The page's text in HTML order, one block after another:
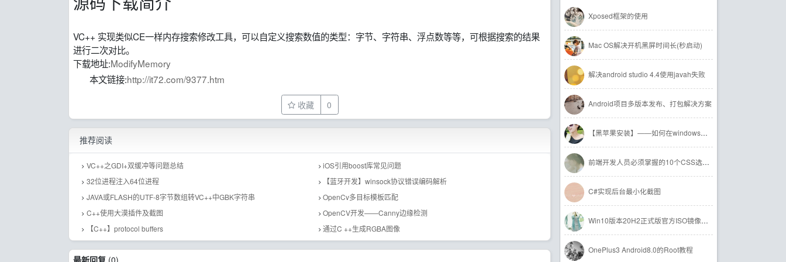
VC++ 实现类似CE一样内存搜索修改工具，可以自定义搜索数值的类型：字节、字符串、浮点数等等，可根据搜索的结果
进行二次对比。
下载地址:ModifyMemory
本文链接:http://it72.com/9377.htm
收藏 0
推荐阅读
VC++之GDI+双缓冲等问题总结
iOS引用boost库常见问题
32位进程注入64位进程
【蓝牙开发】winsock协议错误编码解析
JAVA或FLASH的UTF-8字节数组转VC++中GBK字符串
OpenCv多目标模板匹配
C++使用大漠插件及截图
OpenCV开发——Canny边缘检测
【C++】protocol buffers
通过C ++生成RGBA图像
最新回复 (0)
Xposed框架的使用
Mac OS解决开机黑屏时间长(秒启动)
解决android studio 4.4使用javah失败
Android项目多版本发布、打包解决方案
【黑苹果安装】——如何在windows下操作EFI分区
前端开发人员必须掌握的10个CSS选择器
C#实现后台最小化截图
Win10版本20H2正式版官方ISO镜像大全
OnePlus3 Android8.0的Root教程